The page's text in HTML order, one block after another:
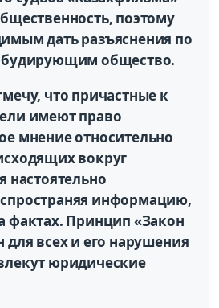
поэтому
дать разъяснения по
будирующим общество.
что причастные к
имеют право
мнение относительно
вокруг
настоятельно
информацию,
фактах. Принцип «Закон
для всех и его нарушения
юридические